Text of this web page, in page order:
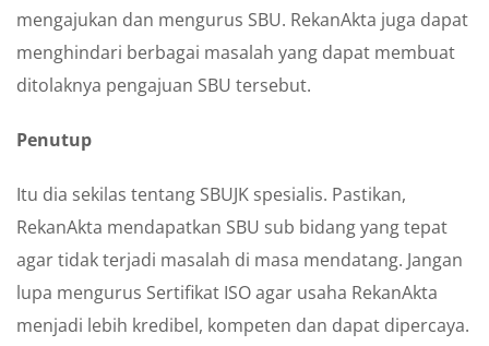
mengajukan dan mengurus SBU. RekanAkta juga dapat
menghindari berbagai masalah yang dapat membuat
ditolaknya pengajuan SBU tersebut.
Penutup
Itu dia sekilas tentang SBUJK spesialis. Pastikan,
RekanAkta mendapatkan SBU sub bidang yang tepat
agar tidak terjadi masalah di masa mendatang. Jangan
lupa mengurus Sertifikat ISO agar usaha RekanAkta
menjadi lebih kredibel, kompeten dan dapat dipercaya.